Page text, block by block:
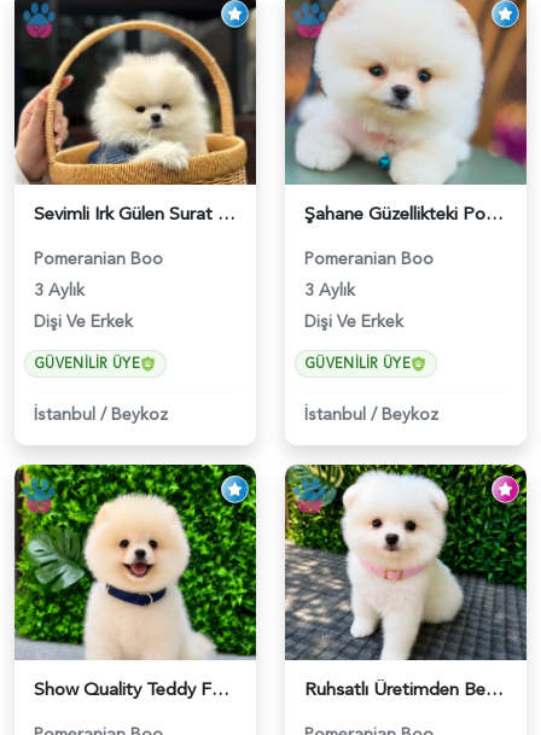
Sevimli Irk Gülen Surat Pomeranian Boo - 6038
Pomeranian Boo
3 Aylık
Dişi Ve Erkek
GÜVENILIR ÜYE
İstanbul /Beykoz
Şahane Güzellikteki Pomeranian Boo Bebekler - 6028
Pomeranian Boo
3 Aylık
Dişi Ve Erkek
GÜVENILIR ÜYE
İstanbul /Beykoz
Show Quality Teddy Face Pomeranian Boo | Ruhsatlı | Irk ve Sağlık Garantili - 5630 Ruhsatlı Üretimden Beyaz Pomeranian Boo Yavrumuz | Safkan - 5948